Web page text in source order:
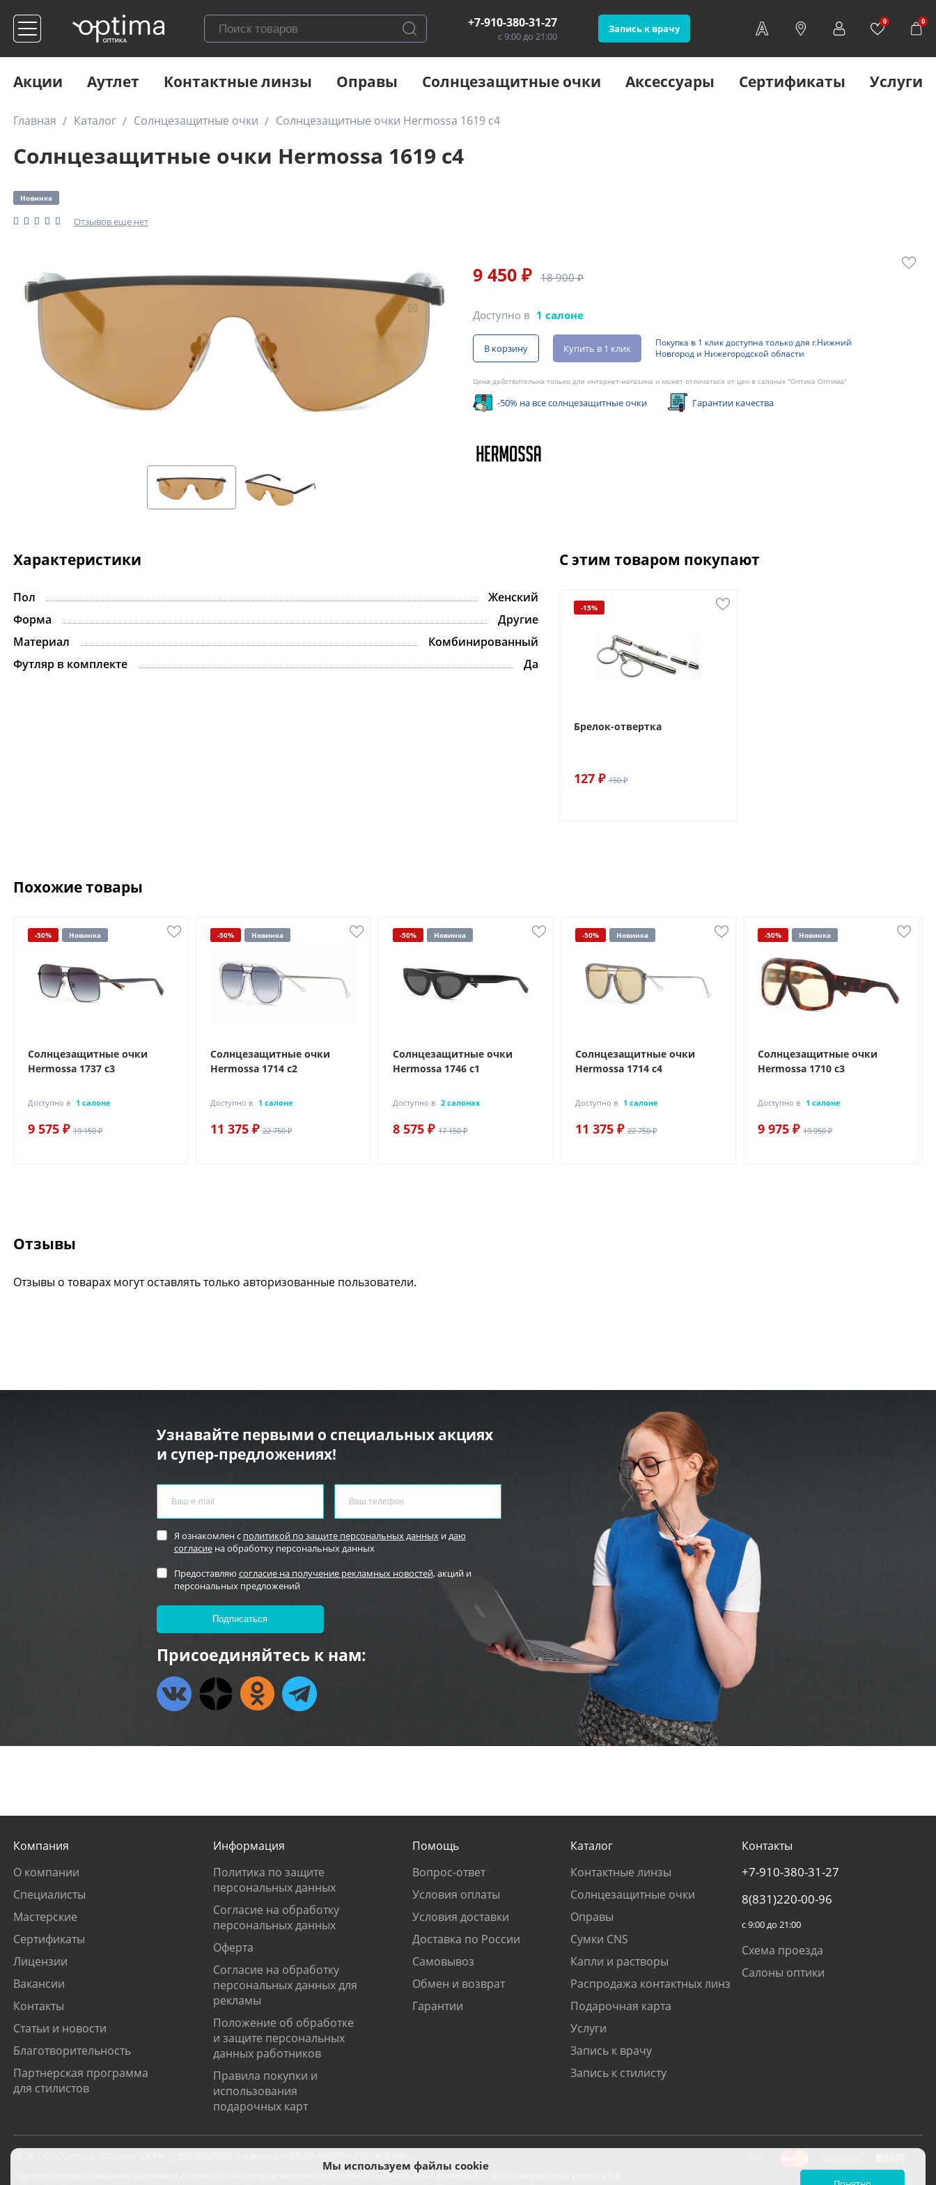
+7-910-380-31-27
с 9:00 до 21:00
Запись к врачу
0 0
Акции Аутлет Контактные линзы Оправы Солнцезащитные очки Аксессуары Сертификаты Услуги
Главная Каталог Солнцезащитные очки Солнцезащитные очки Hermossa 1619 с4
Солнцезащитные очки Hermossa 1619 с4
Новинка
Отзывов еще нет
9 450 ₽ 18 900 ₽
Доступно в 1 салоне
В корзину Купить в 1 клик
Покупка в 1 клик доступна только для г.Нижний
Новгород и Нижегородской области
Цена действительна только для интернет-магазина и может отличаться от цен в салонах "Оптика Оптима"
-50% на все солнцезащитные очки Гарантии качества
Характеристики
Пол
Женский
Форма
Другие
Материал
Комбинированный
Футляр в комплекте
Да
С этим товаром покупают
-15%
Брелок-отвертка
127 ₽ 150 ₽
Похожие товары
-50% Новинка
Солнцезащитные очки
Hermossa 1737 с3
Доступно в 1 салоне
9 575 ₽ 19 150 ₽
-50% Новинка
Солнцезащитные очки
Hermossa 1714 с2
Доступно в 1 салоне
11 375 ₽ 22 750 ₽
-50% Новинка
Солнцезащитные очки
Hermossa 1746 с1
Доступно в 2 салонах
8 575 ₽ 17 150 ₽
-50% Новинка
Солнцезащитные очки
Hermossa 1714 с4
Доступно в 1 салоне
11 375 ₽ 22 750 ₽
-50% Новинка
Солнцезащитные очки
Hermossa 1710 с3
Доступно в 1 салоне
9 975 ₽ 19 950 ₽
Отзывы
Отзывы о товарах могут оставлять только авторизованные пользователи.
Узнавайте первыми о специальных акциях
и супер-предложениях!
Я ознакомлен с политикой по защите персональных данныхидаю
согласиена обработку персональных данных
Предоставляю согласие на получение рекламных новостей, акций и
персональных предложений
Присоединяйтесь к нам:
Компания
О компании
Специалисты
Мастерские
Сертификаты
Лицензии
Вакансии
Контакты
Статьи и новости
Благотворительность
Партнерская программа
для стилистов
Информация
Политика по защите
персональных данных
Согласие на обработку
персональных данных
Оферта
Согласие на обработку
персональных данных для
рекламы
Положение об обработке
и защите персональных
данных работников
Правила покупки и
использования
подарочных карт
Помощь
Вопрос-ответ
Условия оплаты
Условия доставки
Доставка по России
Самовывоз
Обмен и возврат
Гарантии
Каталог
Контактные линзы
Солнцезащитные очки
Оправы
Сумки CNS
Капли и растворы
Распродажа контактных линз
Подарочная карта
Услуги
Запись к врачу
Запись к стилисту
Контакты
+7-910-380-31-27
8(831)220-00-96
с 9:00 до 21:00
Схема проезда
Салоны оптики
Характеристики, описание, наличие и стоимость товаров не являются публичной офертой, определяемой ст. 437 Гражданского кодекса РФ.
Мы используем файлы cookie